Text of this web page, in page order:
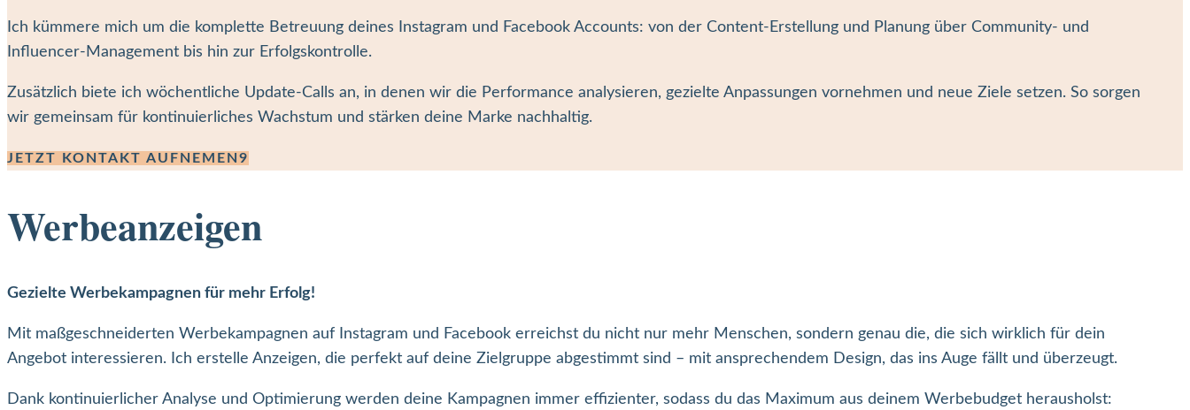
Ich kümmere mich um die komplette Betreuung deines Instagram und Facebook Accounts: von der Content-Erstellung und Planung über Community- und
Influencer-Management bis hin zur Erfolgskontrolle.
Zusätzlich biete ich wöchentliche Update-Calls an, in denen wir die Performance analysieren, gezielte Anpassungen vornehmen und neue Ziele setzen. So sorgen
wir gemeinsam für kontinuierliches Wachstum und stärken deine Marke nachhaltig.
JETZT KONTAKT AUFNEMEN
Werbeanzeigen
Gezielte Werbekampagnen für mehr Erfolg!
Mit maßgeschneiderten Werbekampagnen auf Instagram und Facebook erreichst du nicht nur mehr Menschen, sondern genau die, die sich wirklich für dein
Angebot interessieren. Ich erstelle Anzeigen, die perfekt auf deine Zielgruppe abgestimmt sind – mit ansprechendem Design, das ins Auge fällt und überzeugt.
Dank kontinuierlicher Analyse und Optimierung werden deine Kampagnen immer effizienter, sodass du das Maximum aus deinem Werbebudget herausholst: